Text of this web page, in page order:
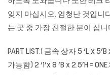
잊지 마십시오. 엄청난 것입니
는 곳 중 가장 친절한 분이 십니
PART LIST.1 금속 상자 5 ‘L x
가능함) 2 ‘1’x 8 ‘B x 2.5’H =